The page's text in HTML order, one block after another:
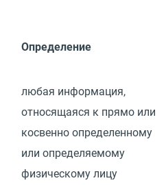
Определение
любая информация,
относящаяся к прямо или
косвенно определенному
или определяемому
физическому лицу